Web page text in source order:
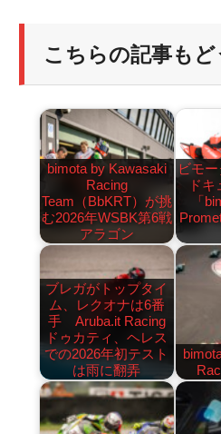
こちらの記事も
bimota by Kawasaki
Racing
Team（BbKRT）が挑
む2026年WSBK第6戦
アラゴン
ビモ
ド
「
ブレガがトップタイ
ム、レクオナは6番
手 Aruba.it Racing
ドゥカティ、ヘレス
での2026年初テスト
は雨に翻弄